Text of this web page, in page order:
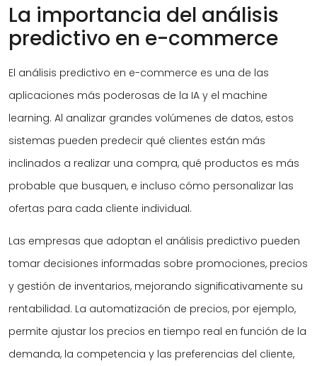
La importancia del análisis
predictivo en e-commerce
El análisis predictivo en e-commerce es una de las
aplicaciones más poderosas de la IA y el machine
learning. Al analizar grandes volúmenes de datos, estos
sistemas pueden predecir qué clientes están más
inclinados a realizar una compra, qué productos es más
probable que busquen, e incluso cómo personalizar las
ofertas para cada cliente individual.
Las empresas que adoptan el análisis predictivo pueden
tomar decisiones informadas sobre promociones, precios
y gestión de inventarios, mejorando significativamente su
rentabilidad. La automatización de precios, por ejemplo,
permite ajustar los precios en tiempo real en función de la
demanda, la competencia y las preferencias del cliente,